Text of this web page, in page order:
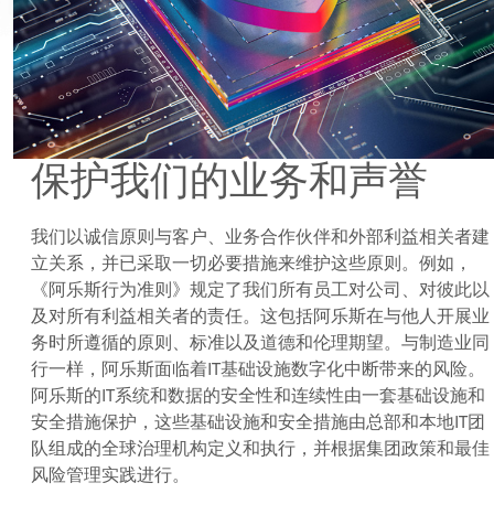
保护我们的业务和声誉
我们以诚信原则与客户、业务合作伙伴和外部利益相关者建
立关系，并已采取一切必要措施来维护这些原则。例如，
《阿乐斯行为准则》规定了我们所有员工对公司、对彼此以
及对所有利益相关者的责任。这包括阿乐斯在与他人开展业
务时所遵循的原则、标准以及道德和伦理期望。与制造业同
行一样，阿乐斯面临着IT基础设施数字化中断带来的风险。
阿乐斯的IT系统和数据的安全性和连续性由一套基础设施和
安全措施保护，这些基础设施和安全措施由总部和本地IT团
队组成的全球治理机构定义和执行，并根据集团政策和最佳
风险管理实践进行。